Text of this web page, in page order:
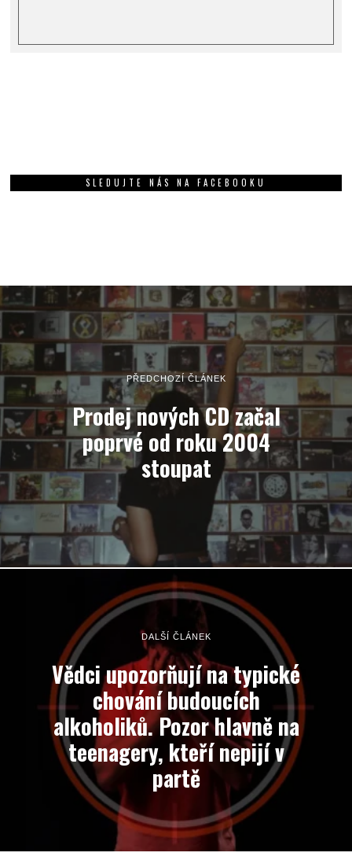
SLEDUJTE NÁS NA FACEBOOKU
PŘEDCHOZÍ ČLÁNEK
Prodej nových CD začal
poprvé od roku 2004
stoupat
DALŠÍ ČLÁNEK
Vědci upozorňují na typické
chování budoucích
alkoholiků. Pozor hlavně na
teenagery, kteří nepijí v
partě